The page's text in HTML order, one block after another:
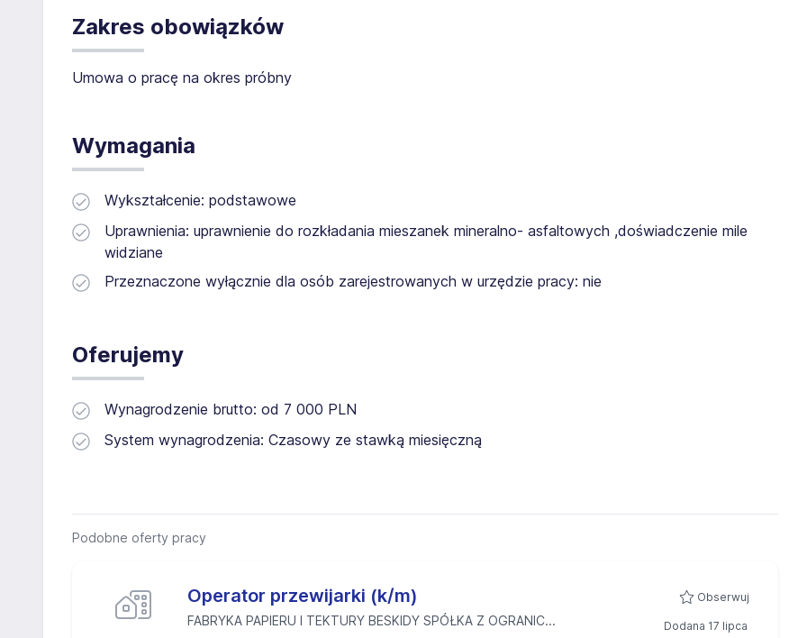
Zakres obowiązków
Umowa o pracę na okres próbny
Wymagania
Wykształcenie: podstawowe
Uprawnienia: uprawnienie do rozkładania mieszanek mineralno- asfaltowych ,doświadczenie mile
widziane
Przeznaczone wyłącznie dla osób zarejestrowanych w urzędzie pracy: nie
Oferujemy
Wynagrodzenie brutto: od 7 000 PLN
System wynagrodzenia: Czasowy ze stawką miesięczną
Podobne oferty pracy
Operator przewijarki (k/m)
FABRYKA PAPIERU I TEKTURY BESKIDY SPÓŁKA Z OGRANIC...
Obserwuj
Dodana 17 lipca